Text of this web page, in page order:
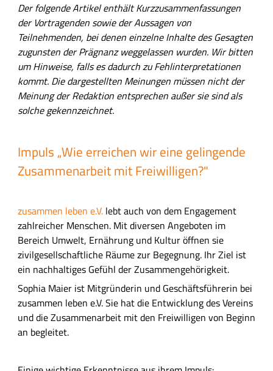
Der folgende Artikel enthält Kurzzusammenfassungen
der Vortragenden sowie der Aussagen von
Teilnehmenden, bei denen einzelne Inhalte des Gesagten
zugunsten der Prägnanz weggelassen wurden. Wir bitten
um Hinweise, falls es dadurch zu Fehlinterpretationen
kommt. Die dargestellten Meinungen müssen nicht der
Meinung der Redaktion entsprechen außer sie sind als
solche gekennzeichnet.
Impuls „Wie erreichen wir eine gelingende
Zusammenarbeit mit Freiwilligen?"
zusammen leben e.V. lebt auch von dem Engagement
zahlreicher Menschen. Mit diversen Angeboten im
Bereich Umwelt, Ernährung und Kultur öffnen sie
zivilgesellschaftliche Räume zur Begegnung. Ihr Ziel ist
ein nachhaltiges Gefühl der Zusammengehörigkeit.
Sophia Maier ist Mitgründerin und Geschäftsführerin bei
zusammen leben e.V. Sie hat die Entwicklung des Vereins
und die Zusammenarbeit mit den Freiwilligen von Beginn
an begleitet.